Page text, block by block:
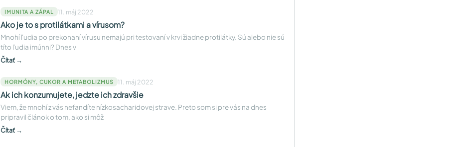
IMUNITA A ZÁPAL 11. máj 2022
Ako je to s protilátkami a vírusom?
Mnohí ľudia po prekonaní vírusu nemajú pri testovaní v krvi žiadne protilátky. Sú alebo nie sú
títo ľudia imúnni? Dnes v
Čítať →
HORMÓNY, CUKOR A METABOLIZMUS 11. máj 2022
Ak ich konzumujete, jedzte ich zdravšie
Viem, že mnohí z vás nefandíte nízkosacharidovej strave. Preto som si pre vás na dnes
pripravil článok o tom, ako si môž
Čítať →